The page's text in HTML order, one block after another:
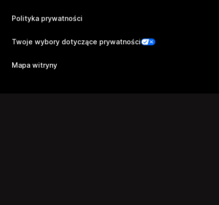
Polityka prywatności
Twoje wybory dotyczące prywatności
Mapa witryny